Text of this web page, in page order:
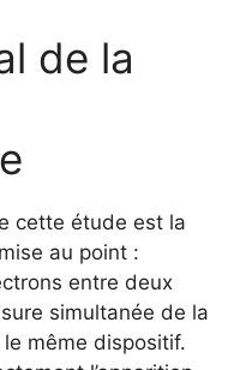
de la
cette étude est la
au point :
entre deux
simultanée de la
même dispositif.